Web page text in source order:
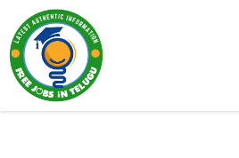
content